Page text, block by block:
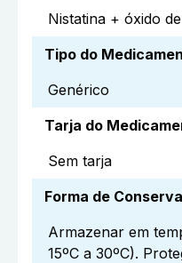
Nistatina + óxido
Tipo do
Genérico
Tarja do
Sem tarja
Forma de
Armazenar em
15ºC a 30ºC).